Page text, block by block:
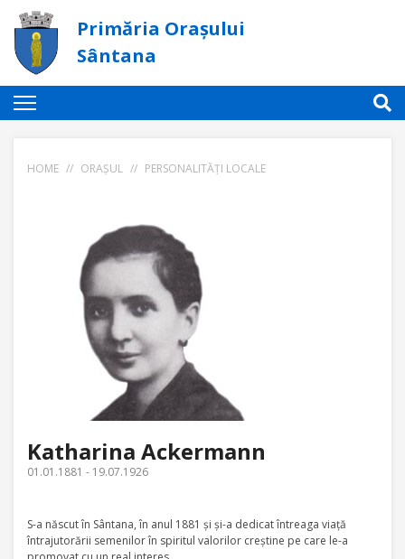
Primăria Orașului
Sântana
HOME // ORAȘUL // PERSONALITĂȚI LOCALE
Katharina Ackermann
01.01.1881 - 19.07.1926
S-a născut în Sântana, în anul 1881 şi şi-a dedicat întreaga viaţă
întrajutorării semenilor în spiritul valorilor creştine pe care le-a